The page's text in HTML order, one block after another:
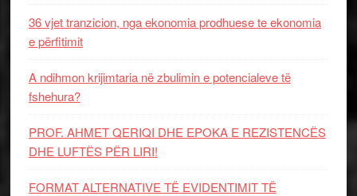
36 vjet tranzicion, nga ekonomia prodhuese te ekonomia
e përfitimit
A ndihmon krijimtaria në zbulimin e potencialeve të
fshehura?
PROF. AHMET QERIQI DHE EPOKA E REZISTENCЁS
DHE LUFTЁS PЁR LIRI!
FORMAT ALTERNATIVE TË EVIDENTIMIT TË